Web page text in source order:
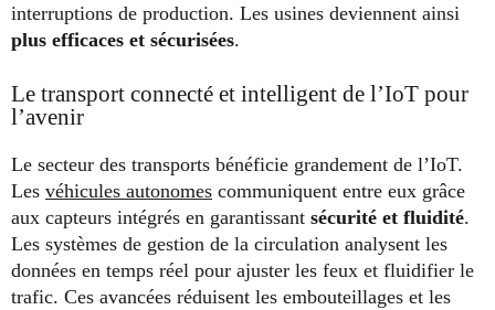
interruptions de production. Les usines deviennent ainsi
plus efficaces et sécurisées.
Le transport connecté et intelligent de l’IoT pour
l’avenir
Le secteur des transports bénéficie grandement de l’IoT.
Les véhicules autonomes communiquent entre eux grâce
aux capteurs intégrés en garantissant sécurité et fluidité.
Les systèmes de gestion de la circulation analysent les
données en temps réel pour ajuster les feux et fluidifier le
trafic. Ces avancées réduisent les embouteillages et les